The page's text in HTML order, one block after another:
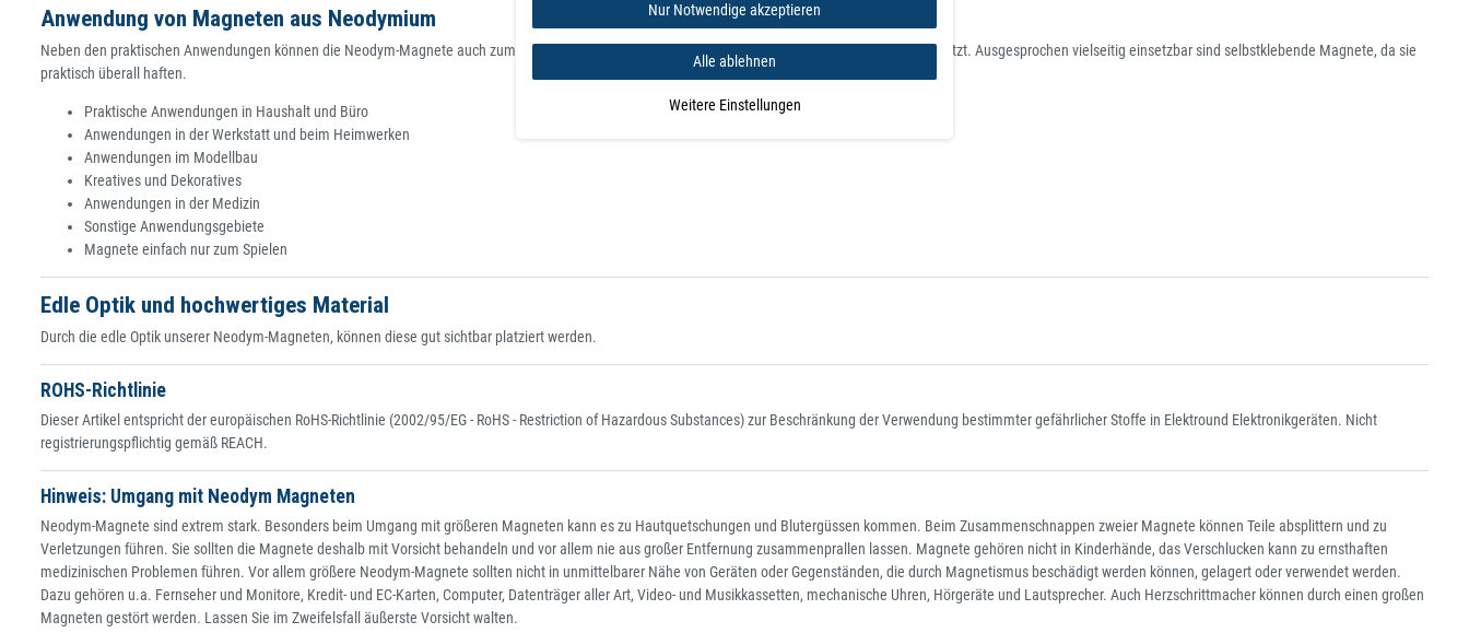
Anwendung von Magneten aus Neodymium
Neben den praktischen Anwendungen können die Neodym-Magnete auch zum Spielen, Experimentieren und zum Kreieren dekorativer Objekte eingesetzt. Ausgesprochen vielseitig einsetzbar sind selbstklebende Magnete, da sie
praktisch überall haften.
Praktische Anwendungen in Haushalt und Büro
Anwendungen in der Werkstatt und beim Heimwerken
Anwendungen im Modellbau
Kreatives und Dekoratives
Anwendungen in der Medizin
Sonstige Anwendungsgebiete
Magnete einfach nur zum Spielen
Edle Optik und hochwertiges Material
Durch die edle Optik unserer Neodym-Magneten, können diese gut sichtbar platziert werden.
ROHS-Richtlinie
Dieser Artikel entspricht der europäischen RoHS-Richtlinie (2002/95/EG - RoHS - Restriction of Hazardous Substances) zur Beschränkung der Verwendung bestimmter gefährlicher Stoffe in Elektround Elektronikgeräten. Nicht
registrierungspflichtig gemäß REACH.
Hinweis: Umgang mit Neodym Magneten
Neodym-Magnete sind extrem stark. Besonders beim Umgang mit größeren Magneten kann es zu Hautquetschungen und Blutergüssen kommen. Beim Zusammenschnappen zweier Magnete können Teile absplittern und zu
Verletzungen führen. Sie sollten die Magnete deshalb mit Vorsicht behandeln und vor allem nie aus großer Entfernung zusammenprallen lassen. Magnete gehören nicht in Kinderhände, das Verschlucken kann zu ernsthaften
medizinischen Problemen führen. Vor allem größere Neodym-Magnete sollten nicht in unmittelbarer Nähe von Geräten oder Gegenständen, die durch Magnetismus beschädigt werden können, gelagert oder verwendet werden.
Dazu gehören u.a. Fernseher und Monitore, Kredit- und EC-Karten, Computer, Datenträger aller Art, Video- und Musikkassetten, mechanische Uhren, Hörgeräte und Lautsprecher. Auch Herzschrittmacher können durch einen großen
Magneten gestört werden. Lassen Sie im Zweifelsfall äußerste Vorsicht walten.
Nur Notwendige akzeptieren
Alle ablehnen
Weitere Einstellungen